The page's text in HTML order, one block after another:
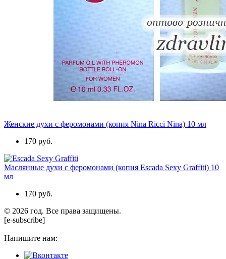
Женские духи с феромонами (копия Nina Ricci Nina) 10 мл
170 руб.
Маслянные духи с феромонами (копия Escada Sexy Graffiti) 10
мл
170 руб.
© 2026 год. Все права защищены.
[e-subscribe]
Напишите нам: